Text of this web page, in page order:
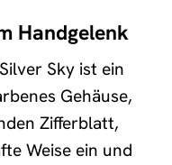
Handgelenk
Sky ist ein
Gehäuse,
Zifferblatt,
Weise ein und